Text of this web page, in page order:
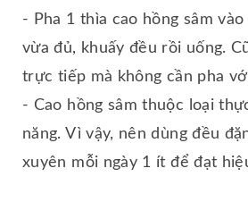
- Pha 1 thìa cao hồng sâm
vừa đủ, khuấy đều rồi uống.
trực tiếp mà không cần pha
- Cao hồng sâm thuộc loại
năng. Vì vậy, nên dùng đều
xuyên mỗi ngày 1 ít để đạt